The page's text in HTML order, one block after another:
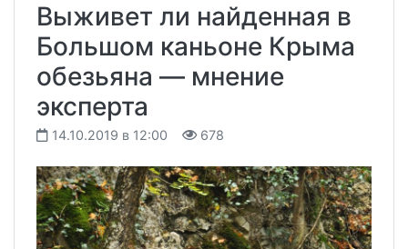
Выживет ли найденная в
Большом каньоне Крыма
обезьяна — мнение
эксперта
14.10.2019 в 12:00 678